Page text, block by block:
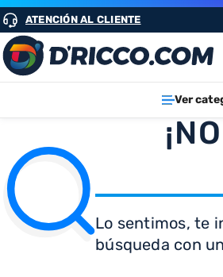
ATENCIÓN AL CLIENTE
Ver
Lo sentimos, te
búsqueda con